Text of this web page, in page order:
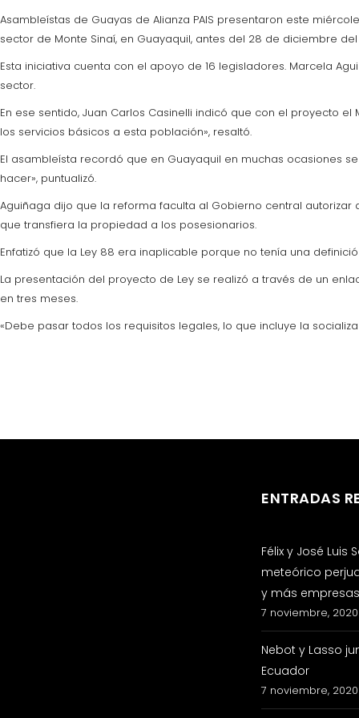
Asambleístas de Guayas de Alianza PAIS presentaron este
sector de Monte Sinaí, en Guayaquil, antes del 28 de diciembre del
Esta iniciativa cuenta con el apoyo de 16 legisladores. Marcela
sector.
En ese sentido, Juan Carlos Casinelli indicó que con el proyecto
los servicios básicos a esta población», resaltó.
El asambleísta recordó que en Guayaquil en muchas ocasiones
hacer», puntualizó.
Aguiñaga dijo que la reforma faculta al Gobierno central
que transfiera la propiedad a los posesionarios.
Enfatizó que la Ley 88 era inaplicable porque no tenía una
La presentación del proyecto de Ley se realizó a través de un
en tres meses.
«Debe pasar todos los requisitos legales, lo que incluye la
ENTRADAS
Félix y José Luis
meteórico
y más
7 noviembre, 2020
Nebot y Lasso
Ecuador
7 noviembre, 2020